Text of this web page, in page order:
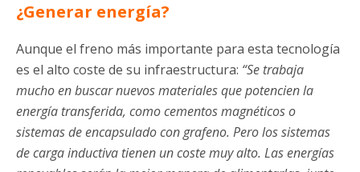
¿Generar energía?
Aunque el freno más importante para esta tecnología
es el alto coste de su infraestructura: “Se trabaja
mucho en buscar nuevos materiales que potencien la
energía transferida, como cementos magnéticos o
sistemas de encapsulado con grafeno. Pero los sistemas
de carga inductiva tienen un coste muy alto. Las energías